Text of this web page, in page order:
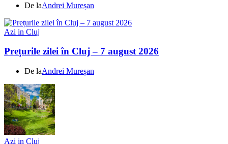
De laAndrei Mureșan
Azi in Cluj
Prețurile zilei în Cluj – 7 august 2026
De laAndrei Mureșan
Azi in Cluj